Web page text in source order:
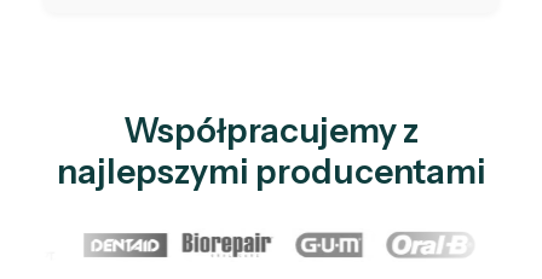
Współpracujemy z
najlepszymi producentami